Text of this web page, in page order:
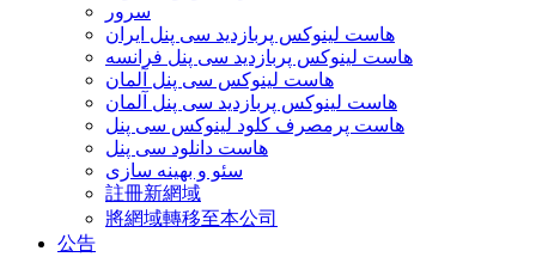
سرور
هاست لینوکس پربازدید سی پنل ایران
هاست لینوکس پربازدید سی پنل فرانسه
هاست لینوکس سی پنل آلمان
هاست لینوکس پربازدید سی پنل آلمان
هاست پرمصرف کلود لینوکس سی پنل
هاست دانلود سی پنل
سئو و بهینه سازی
註冊新網域
將網域轉移至本公司
公告